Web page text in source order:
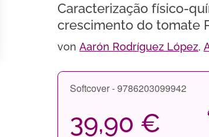
Caracterização físico-
crescimento do tomate
von Aarón Rodríguez López,
Softcover - 9786203099942
39,90 €